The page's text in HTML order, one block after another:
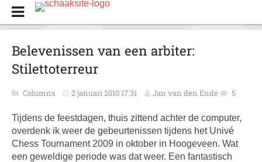
Belevenissen van een arbiter:
Stilettoterreur
Columns 2 januari 2010 17:31 Jan van den Ende 5
Tijdens de feestdagen, thuis zittend achter de computer,
overdenk ik weer de gebeurtenissen tijdens het Univé
Chess Tournament 2009 in oktober in Hoogeveen. Wat
een geweldige periode was dat weer. Een fantastisch